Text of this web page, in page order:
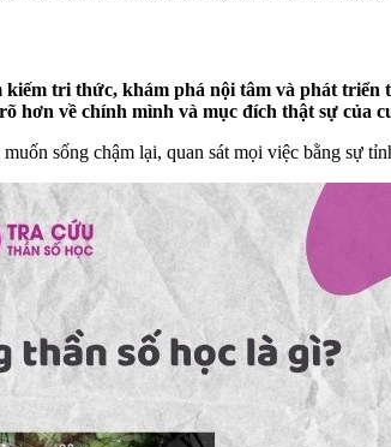
tri thức, khám phá nội tâm và phát
hơn về chính mình và mục đích thật sự của
sống chậm lại, quan sát mọi việc bằng sự